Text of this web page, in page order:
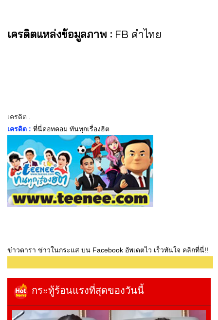
เครดิตแหล่งข้อมูลภาพ : FB คำไทย
เครดิต :
เครดิต : ที่นี่ดอทคอม ทันทุกเรื่องฮิต
ข่าวดารา ข่าวในกระแส บน Facebook อัพเดตไว เร็วทันใจ คลิกที่นี่!!
กระทู้ร้อนแรงที่สุดของวันนี้